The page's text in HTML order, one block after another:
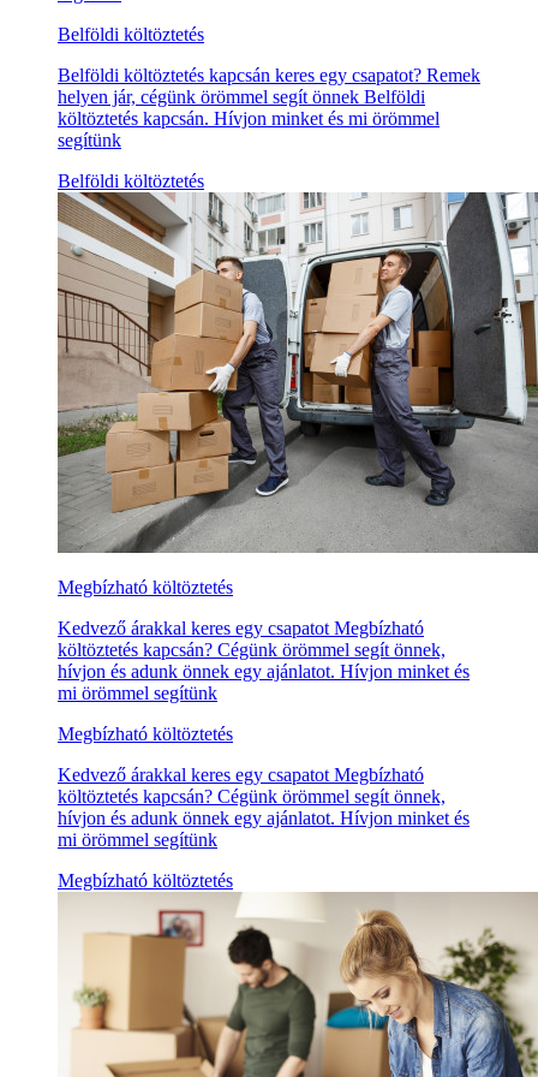
Belföldi költöztetés
Belföldi költöztetés kapcsán keres egy csapatot? Remek
helyen jár, cégünk örömmel segít önnek Belföldi
költöztetés kapcsán. Hívjon minket és mi örömmel
segítünk
Belföldi költöztetés
Megbízható költöztetés
Kedvező árakkal keres egy csapatot Megbízható
költöztetés kapcsán? Cégünk örömmel segít önnek,
hívjon és adunk önnek egy ajánlatot. Hívjon minket és
mi örömmel segítünk
Megbízható költöztetés
Kedvező árakkal keres egy csapatot Megbízható
költöztetés kapcsán? Cégünk örömmel segít önnek,
hívjon és adunk önnek egy ajánlatot. Hívjon minket és
mi örömmel segítünk
Megbízható költöztetés